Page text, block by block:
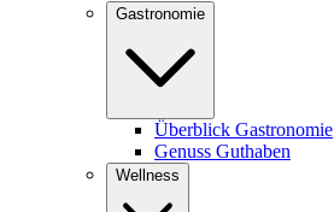
Gastronomie
Überblick Gastronomie
Genuss Guthaben
Wellness